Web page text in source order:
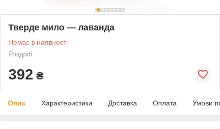
Тверде мило — лаванда
Немає в наявності
Роздріб
392 ₴
Опис Характеристики Доставка Оплата Умови